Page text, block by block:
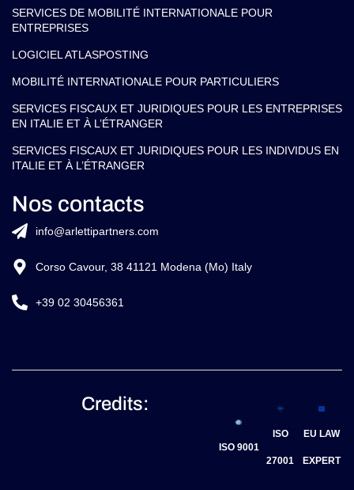
SERVICES DE MOBILITÉ INTERNATIONALE POUR
ENTREPRISES
LOGICIEL ATLASPOSTING
MOBILITÉ INTERNATIONALE POUR PARTICULIERS
SERVICES FISCAUX ET JURIDIQUES POUR LES ENTREPRISES
EN ITALIE ET À L’ÉTRANGER
SERVICES FISCAUX ET JURIDIQUES POUR LES INDIVIDUS EN
ITALIE ET À L’ÉTRANGER
Nos contacts
info@arlettipartners.com
Corso Cavour, 38 41121 Modena (Mo) Italy
+39 02 30456361
Credits:
ISO 9001
ISO
27001
EU LAW
EXPERT